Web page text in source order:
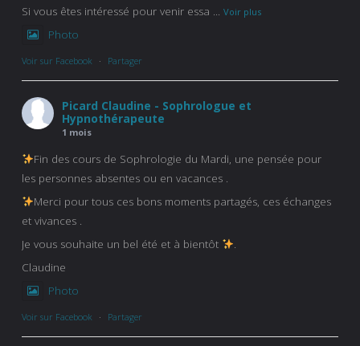
Si vous êtes intéressé pour venir essa ... Voir plus
Photo
Voir sur Facebook · Partager
Picard Claudine - Sophrologue et
Hypnothérapeute
1 mois
Fin des cours de Sophrologie du Mardi, une pensée pour
les personnes absentes ou en vacances .
Merci pour tous ces bons moments partagés, ces échanges
et vivances .
Je vous souhaite un bel été et à bientôt
.
Claudine
Photo
Voir sur Facebook · Partager